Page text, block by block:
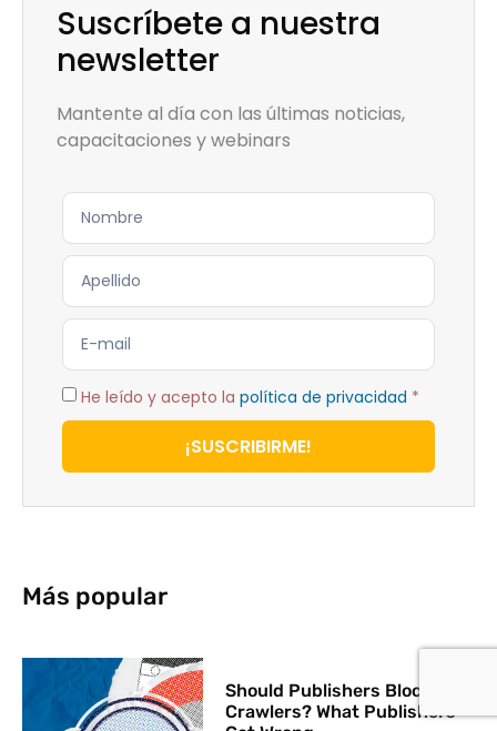
Suscríbete a nuestra
newsletter
Mantente al día con las últimas noticias,
capacitaciones y webinars
He leído y acepto la política de privacidad *
¡SUSCRIBIRME!
Más popular
Should Publishers Block AI
Crawlers? What Publishers